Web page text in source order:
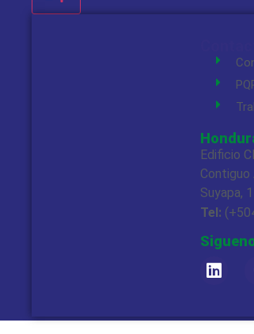
Edificio
Contiguo
Suyapa,
Tel: